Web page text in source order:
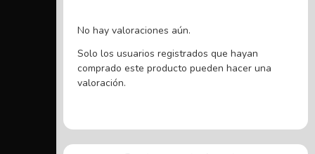
No hay valoraciones aún.
Solo los usuarios registrados que hayan
comprado este producto pueden hacer una
valoración.